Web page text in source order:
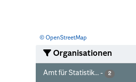
© OpenStreetMap
Organisationen
Amt für Statistik... - 2